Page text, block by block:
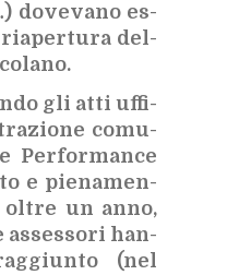
do­ve­va­no es­
ria­per­tu­ra del­
gli atti uf­fi­
co­mu­
Per­for­man­ce
e pie­na­men­
un anno,
as­ses­so­ri han­
(nel